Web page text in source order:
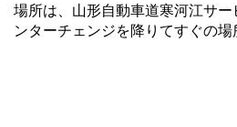
場所は、山形自動車道寒河江サ
ンターチェンジを降りてすぐの場